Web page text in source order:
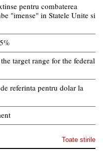
pentru combaterea
"imense" in Statele Unite si
target range for the federal
referinta pentru dolar la
Toate stirile